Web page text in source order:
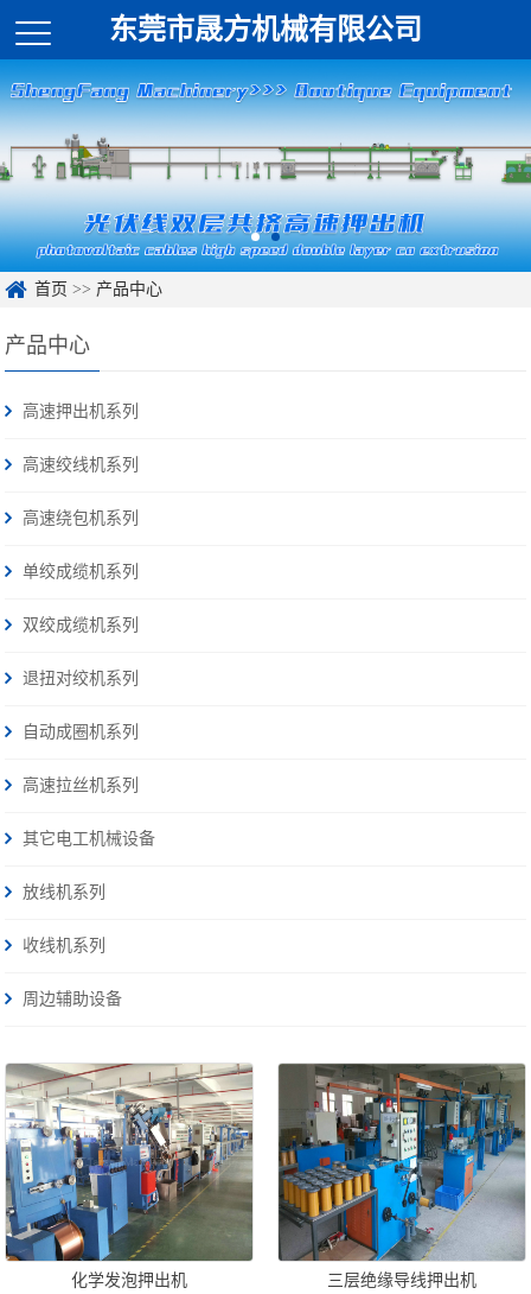
东莞市晟方机械有限公司
首页 >> 产品中心
产品中心
高速押出机系列
高速绞线机系列
高速绕包机系列
单绞成缆机系列
双绞成缆机系列
退扭对绞机系列
自动成圈机系列
高速拉丝机系列
其它电工机械设备
放线机系列
收线机系列
周边辅助设备
化学发泡押出机 三层绝缘导线押出机